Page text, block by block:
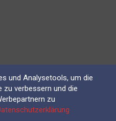
und Analysetools, um die
zu verbessern und die
zu